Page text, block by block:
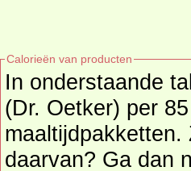
Calorieën van producten
In onderstaande
(Dr. Oetker) per
maaltijdpakketten. Zoekt u een ander product en de calorieën
daarvan? Ga dan